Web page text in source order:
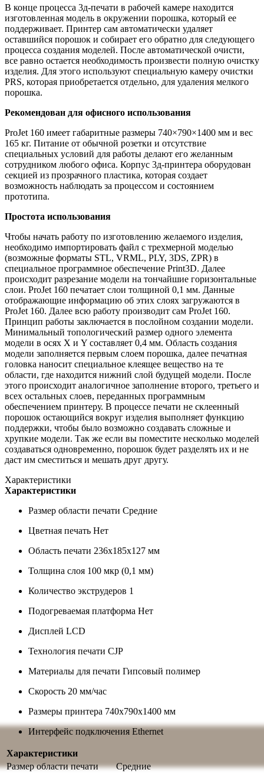
В конце процесса 3д-печати в рабочей камере находится
изготовленная модель в окружении порошка, который ее
поддерживает. Принтер сам автоматически удаляет
оставшийся порошок и собирает его обратно для следующего
процесса создания моделей. После автоматической очисти,
все равно остается необходимость произвести полную очистку
изделия. Для этого используют специальную камеру очистки
PRS, которая приобретается отдельно, для удаления мелкого
порошка.
Рекомендован для офисного использования
ProJet 160 имеет габаритные размеры 740×790×1400 мм и вес
165 кг. Питание от обычной розетки и отсутствие
специальных условий для работы делают его желанным
сотрудником любого офиса. Корпус 3д-принтера оборудован
секцией из прозрачного пластика, которая создает
возможность наблюдать за процессом и состоянием
прототипа.
Простота использования
Чтобы начать работу по изготовлению желаемого изделия,
необходимо импортировать файл с трехмерной моделью
(возможные форматы STL, VRML, PLY, 3DS, ZPR) в
специальное программное обеспечение Print3D. Далее
происходит разрезание модели на тончайшие горизонтальные
слои. ProJet 160 печатает слои толщиной 0,1 мм. Данные
отображающие информацию об этих слоях загружаются в
ProJet 160. Далее всю работу производит сам ProJet 160.
Принцип работы заключается в послойном создании модели.
Минимальный топологический размер одного элемента
модели в осях X и Y составляет 0,4 мм. Область создания
модели заполняется первым слоем порошка, далее печатная
головка наносит специальное клеящее вещество на те
области, где находится нижний слой будущей модели. После
этого происходит аналогичное заполнение второго, третьего и
всех остальных слоев, переданных программным
обеспечением принтеру. В процессе печати не склеенный
порошок остающийся вокруг изделия выполняет функцию
поддержки, чтобы было возможно создавать сложные и
хрупкие модели. Так же если вы поместите несколько моделей
создаваться одновременно, порошок будет разделять их и не
даст им сместиться и мешать друг другу.
Характеристики
Характеристики
Размер области печати Средние
Цветная печать Нет
Область печати 236x185x127 мм
Толщина слоя 100 мкр (0,1 мм)
Количество экструдеров 1
Подогреваемая платформа Нет
Дисплей LCD
Технология печати CJP
Материалы для печати Гипсовый полимер
Скорость 20 мм/час
Размеры принтера 740x790x1400 мм
Интерфейс подключения Ethernet
Характеристики
Размер области печати
Средние